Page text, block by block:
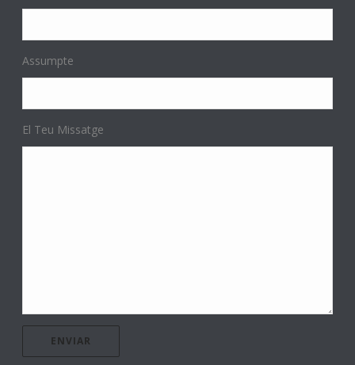
Assumpte
El Teu Missatge